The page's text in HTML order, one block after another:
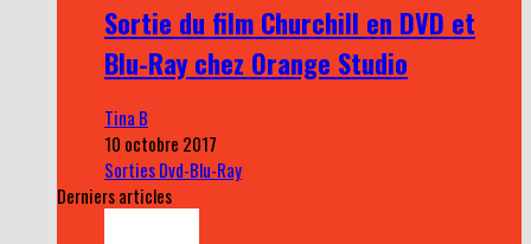
Sortie du film Churchill en DVD et
Blu-Ray chez Orange Studio
Tina B
10 octobre 2017
Sorties Dvd-Blu-Ray
Derniers articles